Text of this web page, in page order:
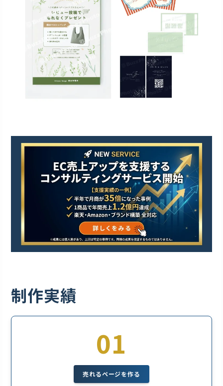
制作実績
01
売れるページを作る